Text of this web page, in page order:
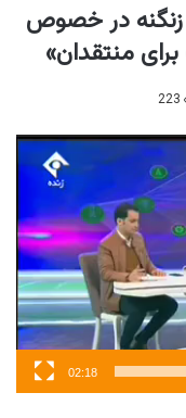
زنگنه در خصوص
منتقدان»
223
02:18